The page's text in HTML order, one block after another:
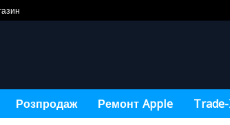
Розпродаж Ремонт Apple